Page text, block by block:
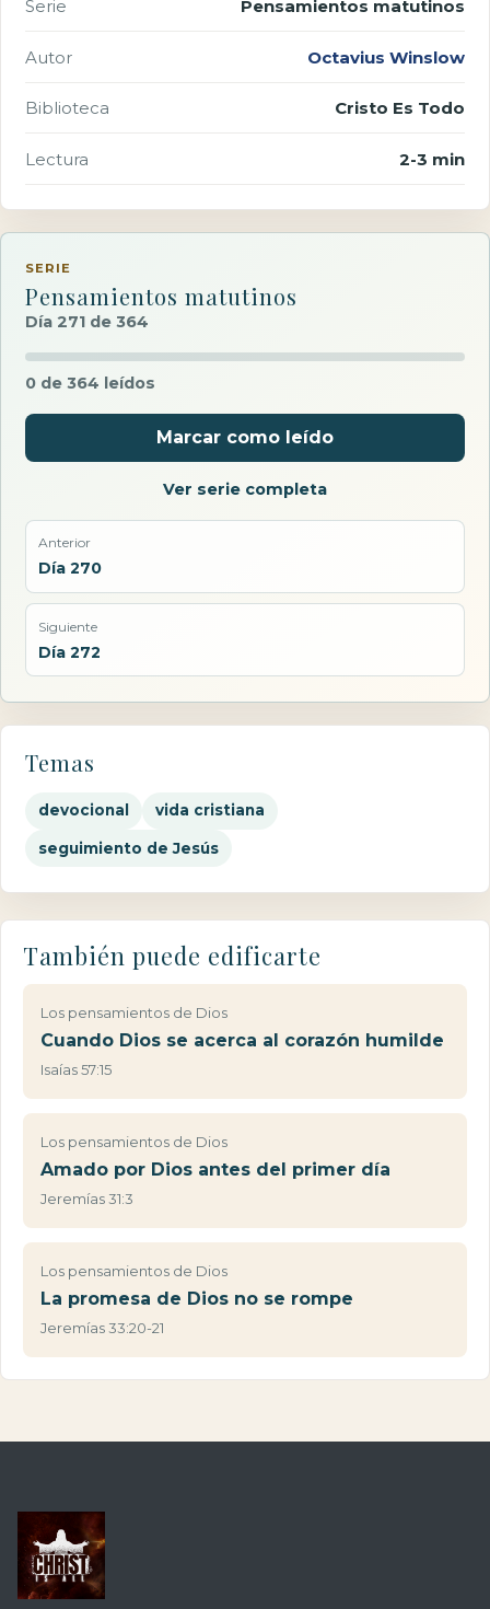
Serie Pensamientos matutinos
Autor Octavius Winslow
Biblioteca Cristo Es Todo
Lectura 2-3 min
SERIE
Pensamientos matutinos
Día 271 de 364
0 de 364 leídos
Marcar como leído
Ver serie completa
Anterior
Día 270
Siguiente
Día 272
Temas
devocional vida cristiana
seguimiento de Jesús
También puede edificarte
Los pensamientos de Dios
Cuando Dios se acerca al corazón humilde
Isaías 57:15
Los pensamientos de Dios
Amado por Dios antes del primer día
Jeremías 31:3
Los pensamientos de Dios
La promesa de Dios no se rompe
Jeremías 33:20-21